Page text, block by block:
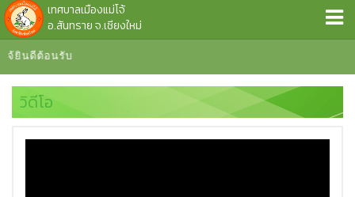
เทศบาลเมืองแม่โจ้
อ.สันทราย จ.เชียงใหม่
ยินดีต้อนรับ
วิดีโอ